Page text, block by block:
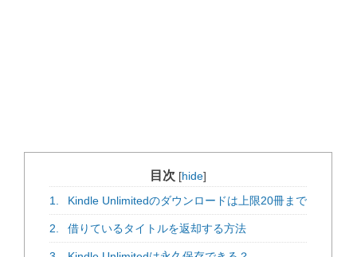
目次 [hide]
1.
Kindle Unlimitedのダウンロードは上限20冊まで
2. 借りているタイトルを返却する方法